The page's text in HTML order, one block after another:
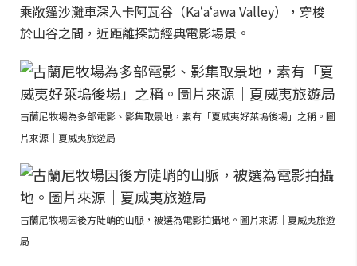
乘敞篷沙灘車深入卡阿瓦谷（Kaʻaʻawa Valley），穿梭
於山谷之間，近距離探訪經典電影場景。
古蘭尼牧場為多部電影、影集取景地，素有「夏威夷好萊塢後場」之稱。圖
片來源｜夏威夷旅遊局
古蘭尼牧場因後方陡峭的山脈，被選為電影拍攝地。圖片來源｜夏威夷旅遊
局